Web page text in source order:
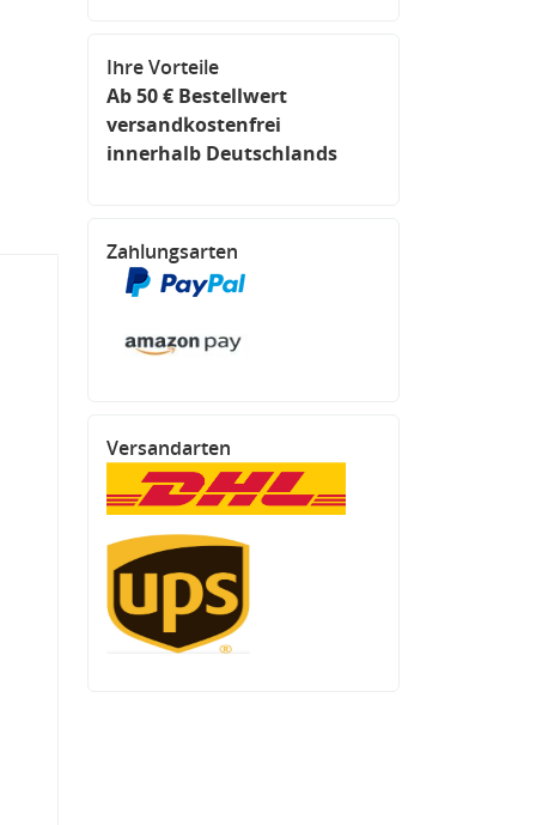
Ihre Vorteile
Ab 50 € Bestellwert
versandkostenfrei
innerhalb Deutschlands
Zahlungsarten
Versandarten